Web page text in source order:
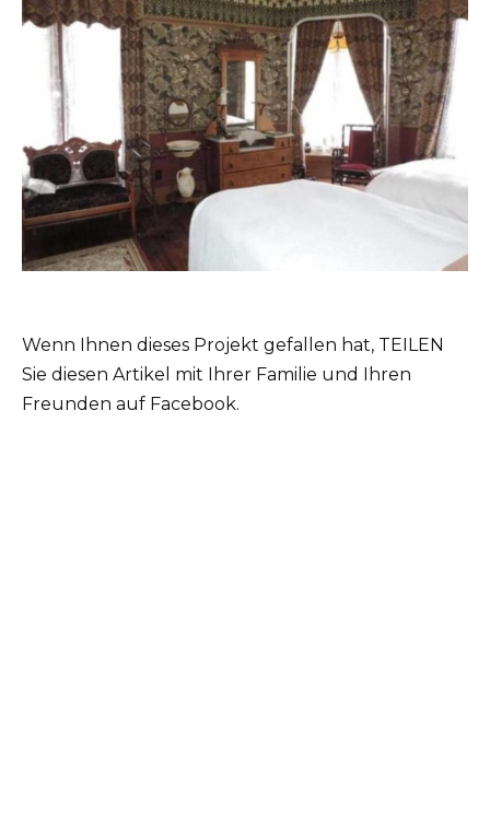
Wenn Ihnen dieses Projekt gefallen hat, TEILEN
Sie diesen Artikel mit Ihrer Familie und Ihren
Freunden auf Facebook.